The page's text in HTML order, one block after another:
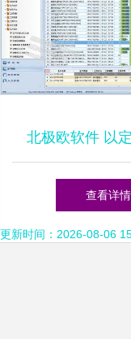
北极欧软件 以
发，助力梅州企
查看详情
更新时间：2026-08-06